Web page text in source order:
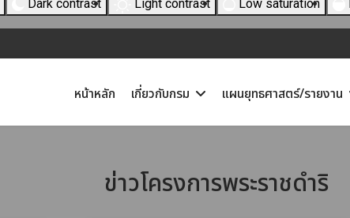
Dark contrast Light contrast Low saturation
หน้าหลัก เกี่ยวกับกรม แผนยุทธศาสตร์/รายงาน
ข่าวโครงการพระราชดำริ